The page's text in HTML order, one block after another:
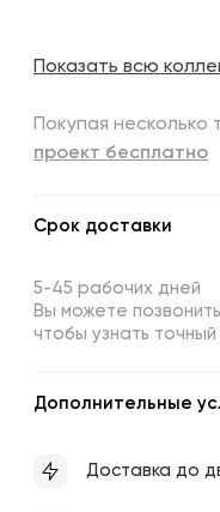
Показать всю
Покупая несколько
проект бесплатно
Срок доставки
5-45 рабочих дней
Вы можете
чтобы узнать
Дополнительные
Доставка до